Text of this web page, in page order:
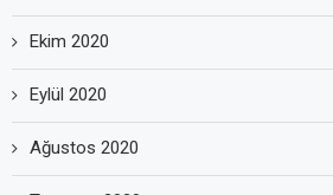
Ekim 2020
Eylül 2020
Ağustos 2020